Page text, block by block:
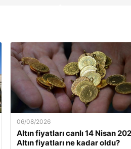
06/08/2026
Altın fiyatları canlı 14 Nisan
Altın fiyatları ne kadar oldu?